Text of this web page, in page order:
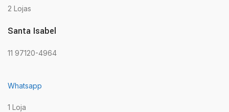
2 Lojas
Santa Isabel
11 97120-4964
Whatsapp
1 Loja